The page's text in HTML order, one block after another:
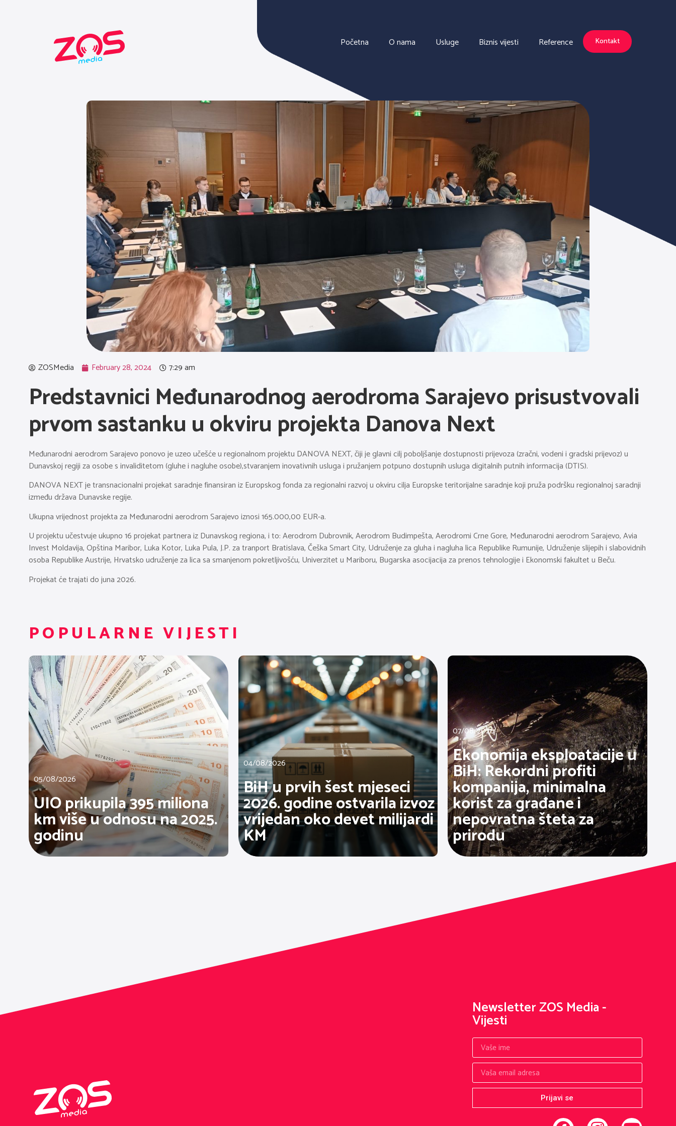
Početna O nama Usluge Biznis vijesti Reference Kontakt
ZOSMedia February 28, 2024 7:29 am
Predstavnici Međunarodnog aerodroma Sarajevo prisustvovali
prvom sastanku u okviru projekta Danova Next
Međunarodni aerodrom Sarajevo ponovo je uzeo učešće u regionalnom projektu DANOVA NEXT, čiji je glavni cilj poboljšanje dostupnosti prijevoza (zračni, vodeni i gradski prijevoz) u
Dunavskoj regiji za osobe s invaliditetom (gluhe i nagluhe osobe),stvaranjem inovativnih usluga i pružanjem potpuno dostupnih usluga digitalnih putnih informacija (DTIS).
DANOVA NEXT je transnacionalni projekat saradnje finansiran iz Europskog fonda za regionalni razvoj u okviru cilja Europske teritorijalne saradnje koji pruža podršku regionalnoj saradnji
između država Dunavske regije.
Ukupna vrijednost projekta za Međunarodni aerodrom Sarajevo iznosi 165.000,00 EUR-a.
U projektu učestvuje ukupno 16 projekat partnera iz Dunavskog regiona, i to: Aerodrom Dubrovnik, Aerodrom Budimpešta, Aerodromi Crne Gore, Međunarodni aerodrom Sarajevo, Avia
Invest Moldavija, Opština Maribor, Luka Kotor, Luka Pula, J.P. za tranport Bratislava, Češka Smart City, Udruženje za gluha i nagluha lica Republike Rumunije, Udruženje slijepih i slabovidnih
osoba Republike Austrije, Hrvatsko udruženje za lica sa smanjenom pokretljivošću, Univerzitet u Mariboru, Bugarska asocijacija za prenos tehnologije i Ekonomski fakultet u Beču.
Projekat će trajati do juna 2026.
POPULARNE VIJESTI
05/08/2026
UIO prikupila 395 miliona
km više u odnosu na 2025.
godinu
04/08/2026
BiH u prvih šest mjeseci
2026. godine ostvarila izvoz
vrijedan oko devet milijardi
KM
07/08/2026
Ekonomija eksploatacije u
BiH: Rekordni profiti
kompanija, minimalna
korist za građane i
nepovratna šteta za
prirodu
Newsletter ZOS Media -
Vijesti
Prijavi se